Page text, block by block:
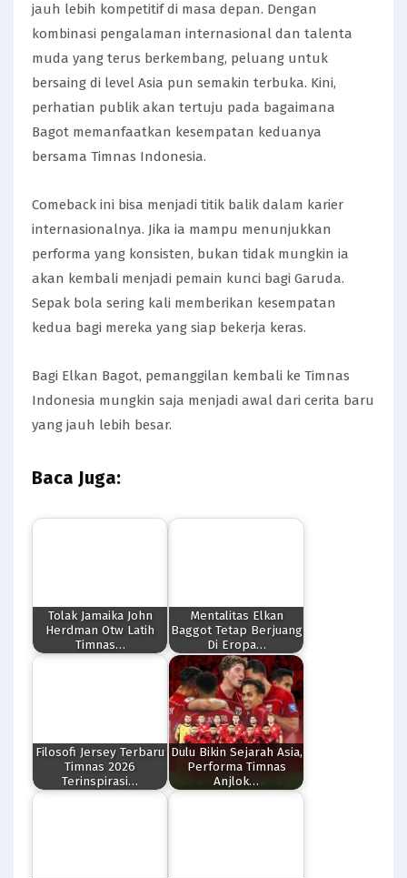
jauh lebih kompetitif di masa depan. Dengan
kombinasi pengalaman internasional dan talenta
muda yang terus berkembang, peluang untuk
bersaing di level Asia pun semakin terbuka. Kini,
perhatian publik akan tertuju pada bagaimana
Bagot memanfaatkan kesempatan keduanya
bersama Timnas Indonesia.
Comeback ini bisa menjadi titik balik dalam karier
internasionalnya. Jika ia mampu menunjukkan
performa yang konsisten, bukan tidak mungkin ia
akan kembali menjadi pemain kunci bagi Garuda.
Sepak bola sering kali memberikan kesempatan
kedua bagi mereka yang siap bekerja keras.
Bagi Elkan Bagot, pemanggilan kembali ke Timnas
Indonesia mungkin saja menjadi awal dari cerita baru
yang jauh lebih besar.
Baca Juga:
Tolak Jamaika John
Herdman Otw Latih
Timnas…
Mentalitas Elkan
Baggot Tetap Berjuang
Di Eropa…
Filosofi Jersey Terbaru
Timnas 2026
Terinspirasi…
Dulu Bikin Sejarah Asia,
Performa Timnas
Anjlok…